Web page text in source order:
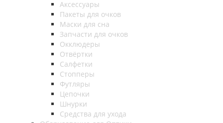
Аксессуары
Пакеты для очков
Маски для сна
Запчасти для очков
Окклюдеры
Отвёртки
Салфетки
Стопперы
Футляры
Цепочки
Шнурки
Средства для ухода